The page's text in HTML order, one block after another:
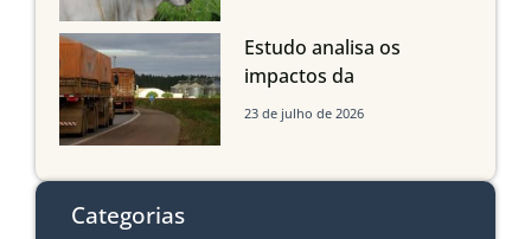
Estudo analisa os
impactos da
infraestrutura logística
do Sul
23 de julho de 2026
Categorias